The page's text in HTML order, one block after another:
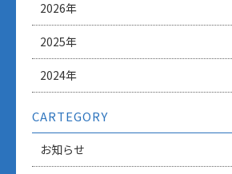
2026年
2025年
2024年
CARTEGORY
お知らせ